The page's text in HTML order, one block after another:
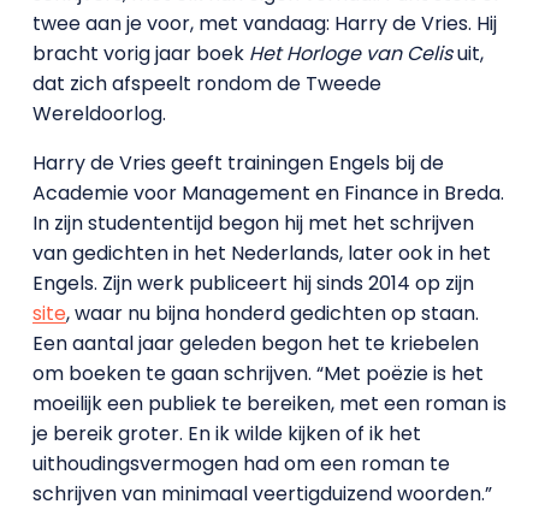
twee aan je voor, met vandaag: Harry de Vries. Hij
bracht vorig jaar boek Het Horloge van Celisuit,
dat zich afspeelt rondom de Tweede
Wereldoorlog.
Harry de Vries geeft trainingen Engels bij de
Academie voor Management en Finance in Breda.
In zijn studententijd begon hij met het schrijven
van gedichten in het Nederlands, later ook in het
Engels. Zijn werk publiceert hij sinds 2014 op zijn
site, waar nu bijna honderd gedichten op staan.
Een aantal jaar geleden begon het te kriebelen
om boeken te gaan schrijven. “Met poëzie is het
moeilijk een publiek te bereiken, met een roman is
je bereik groter. En ik wilde kijken of ik het
uithoudingsvermogen had om een roman te
schrijven van minimaal veertigduizend woorden.”